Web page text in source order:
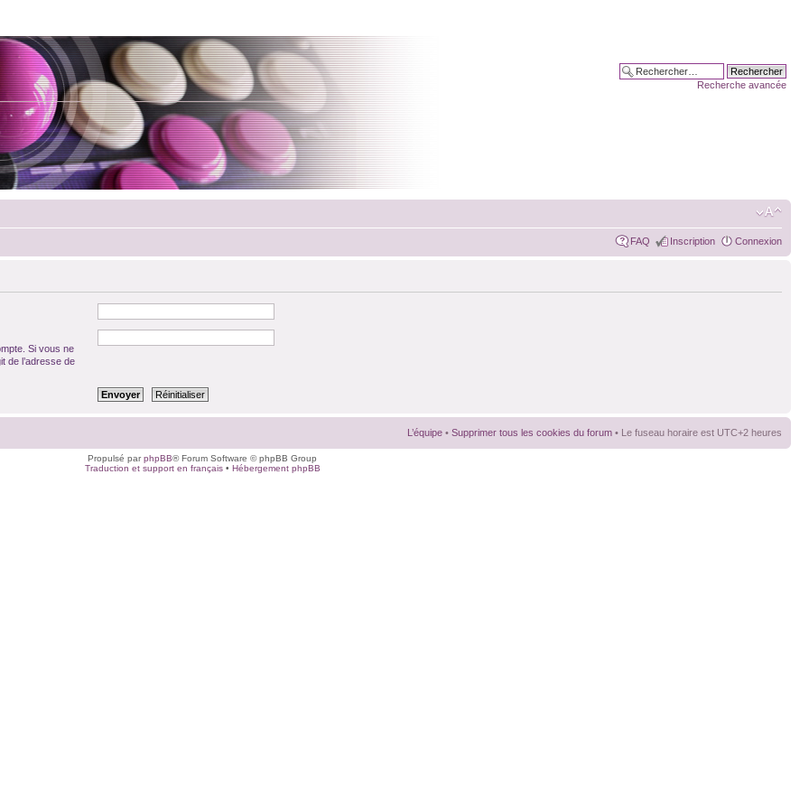
Recherche avancée
FAQ Inscription Connexion
Si vous ne
de l’adresse de
L’équipe • Supprimer tous les cookies du forum • Le fuseau horaire est UTC+2 heures
Propulsé parphpBB® Forum Software © phpBB Group
Traduction et support en français• Hébergement phpBB